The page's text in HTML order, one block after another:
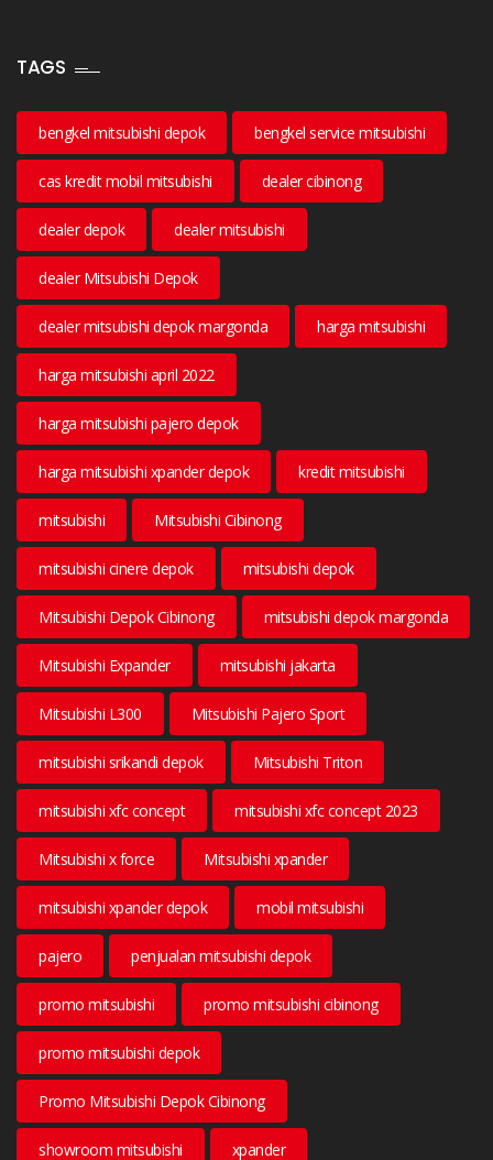
TAGS
bengkel mitsubishi depok bengkel service mitsubishi
cas kredit mobil mitsubishi dealer cibinong
dealer depok dealer mitsubishi
dealer Mitsubishi Depok
dealer mitsubishi depok margonda harga mitsubishi
harga mitsubishi april 2022
harga mitsubishi pajero depok
harga mitsubishi xpander depok kredit mitsubishi
mitsubishi Mitsubishi Cibinong
mitsubishi cinere depok mitsubishi depok
Mitsubishi Depok Cibinong mitsubishi depok margonda
Mitsubishi Expander mitsubishi jakarta
Mitsubishi L300 Mitsubishi Pajero Sport
mitsubishi srikandi depok Mitsubishi Triton
mitsubishi xfc concept mitsubishi xfc concept 2023
Mitsubishi x force Mitsubishi xpander
mitsubishi xpander depok mobil mitsubishi
pajero penjualan mitsubishi depok
promo mitsubishi promo mitsubishi cibinong
promo mitsubishi depok
Promo Mitsubishi Depok Cibinong
showroom mitsubishi xpander